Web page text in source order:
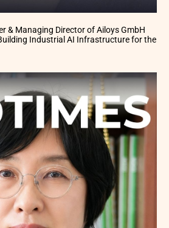
& Managing Director of Ailoys GmbH
Industrial AI Infrastructure for the